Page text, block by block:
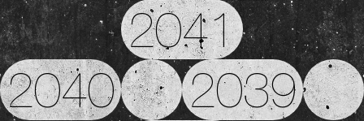
2041
2040
2039